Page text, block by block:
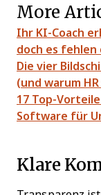
More
Ihr KI-Coach
doch es fehlen
Die vier
(und warum
17 Top-
Software für
Klare